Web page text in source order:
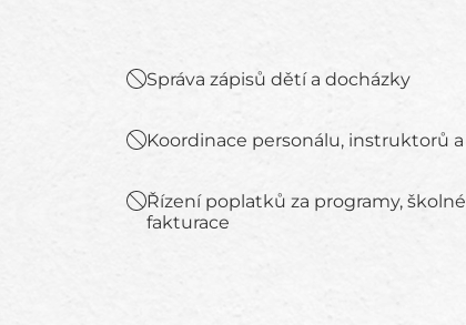
Správa zápisů dětí a docházky
Koordinace personálu, instruktorů
Řízení poplatků za programy,
fakturace